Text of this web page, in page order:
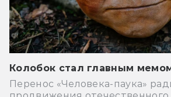
Колобок стал главным
Перенос «Человека-паука»